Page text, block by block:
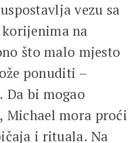
vezu sa
na
što malo mjesto
ponuditi –
Da bi mogao
mora proći
i rituala. Na